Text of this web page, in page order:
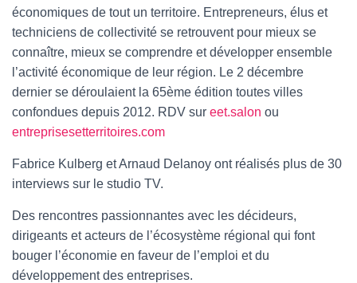
économiques de tout un territoire. Entrepreneurs, élus et
techniciens de collectivité se retrouvent pour mieux se
connaître, mieux se comprendre et développer ensemble
l’activité économique de leur région. Le 2 décembre
dernier se déroulaient la 65ème édition toutes villes
confondues depuis 2012. RDV sur eet.salon ou
entreprisesetterritoires.com
Fabrice Kulberg et Arnaud Delanoy ont réalisés plus de 30
interviews sur le studio TV.
Des rencontres passionnantes avec les décideurs,
dirigeants et acteurs de l’écosystème régional qui font
bouger l’économie en faveur de l’emploi et du
développement des entreprises.